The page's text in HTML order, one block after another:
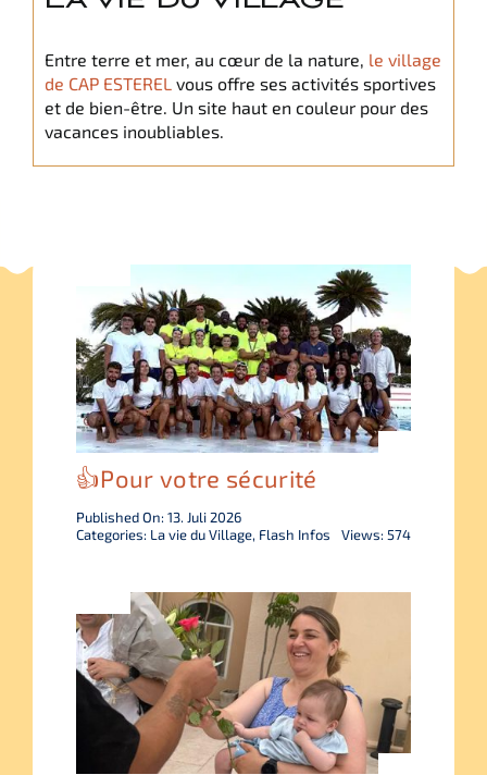
Italiano
English
Entre terre et mer, au cœur de la nature, le village
de CAP ESTERELvous offre ses activités sportives
et de bien-être. Un site haut en couleur pour des
vacances inoubliables.
👍Pour votre sécurité
Published On: 13. Juli 2026
Categories: La vie du Village, Flash Infos Views: 574